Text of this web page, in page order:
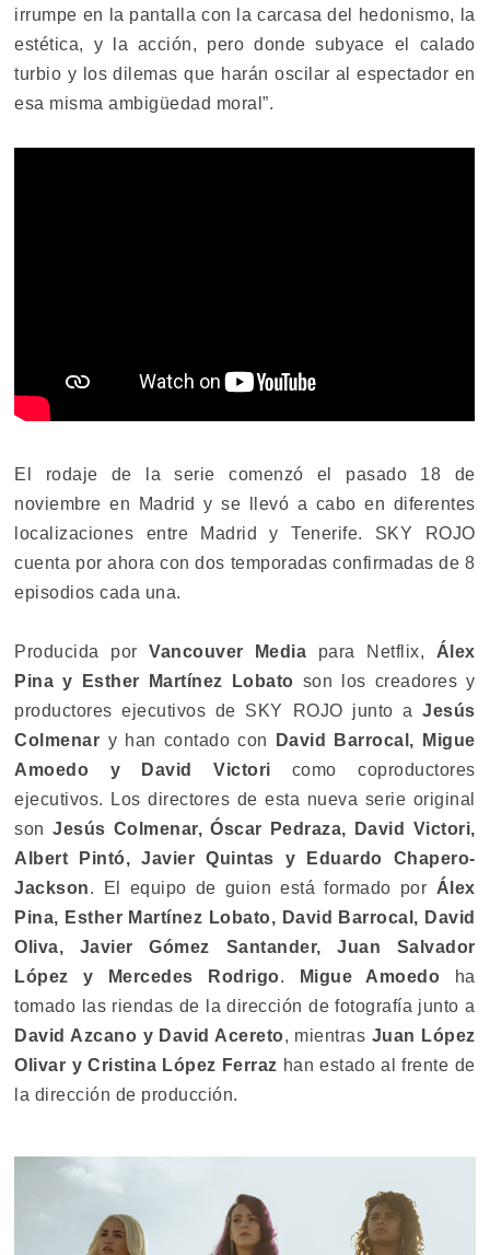
irrumpe en la pantalla con la carcasa del hedonismo, la
estética, y la acción, pero donde subyace el calado
turbio y los dilemas que harán oscilar al espectador en
esa misma ambigüedad moral”.
El rodaje de la serie comenzó el pasado 18 de
noviembre en Madrid y se llevó a cabo en diferentes
localizaciones entre Madrid y Tenerife. SKY ROJO
cuenta por ahora con dos temporadas confirmadas de 8
episodios cada una.
Producida porVancouver Media para Netflix, Álex
Pina y Esther Martínez Lobato son los creadores y
productores ejecutivos de SKY ROJO junto aJesús
Colmenar y han contado con
David Barrocal, Migue
Amoedo y David Victori como coproductores
ejecutivos. Los directores de esta nueva serie original
sonJesús Colmenar, Óscar Pedraza, David Victori,
Albert Pintó, Javier Quintas y Eduardo Chapero-
Jackson. El equipo de guion está formado por Álex
Pina, Esther Martínez Lobato, David Barrocal, David
Oliva, Javier Gómez Santander, Juan Salvador
López y Mercedes Rodrigo. Migue Amoedo ha
tomado las riendas de la dirección de fotografía junto a
David Azcano y David Acereto, mientras Juan López
Olivar y Cristina López Ferraz han estado al frente de
la dirección de producción.